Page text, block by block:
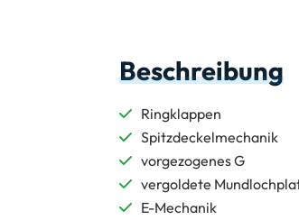
Beschreibung
Ringklappen
Spitzdeckelmechanik
vorgezogenes G
vergoldete
E-Mechanik